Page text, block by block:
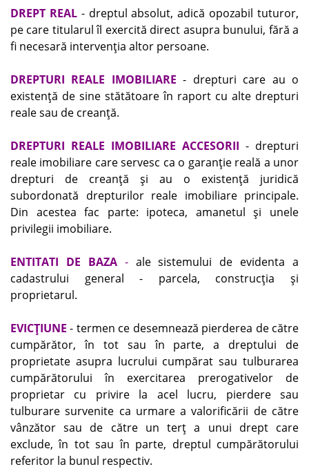
DREPT REAL- dreptul absolut, adică opozabil tuturor,
pe care titularul îl exercită direct asupra bunului, fără a
fi necesară intervenţia altor persoane.
DREPTURI REALE IMOBILIARE - drepturi care au o
existenţă de sine stătătoare în raport cu alte drepturi
reale sau de creanţă.
DREPTURI REALE IMOBILIARE ACCESORII - drepturi
reale imobiliare care servesc ca o garanţie reală a unor
drepturi de creanţă şi au o existenţă juridică
subordonată drepturilor reale imobiliare principale.
Din acestea fac parte: ipoteca, amanetul şi unele
privilegii imobiliare.
ENTITATI DE BAZA-ale sistemului de evidenta a
cadastrului general - parcela, construcţia şi
proprietarul.
EVICŢIUNE - termen ce desemnează pierderea de către
cumpărător, în tot sau în parte, a dreptului de
proprietate asupra lucrului cumpărat sau tulburarea
cumpărătorului în exercitarea prerogativelor de
proprietar cu privire la acel lucru, pierdere sau
tulburare survenite ca urmare a valorificării de către
vânzător sau de către un terţ a unui drept care
exclude, în tot sau în parte, dreptul cumpărătorului
referitor la bunul respectiv.